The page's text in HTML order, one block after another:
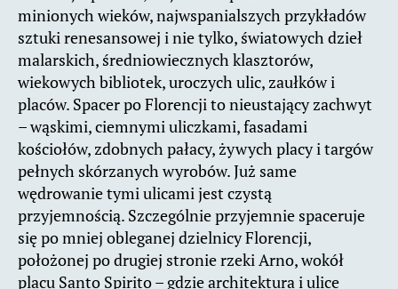
minionych wieków, najwspanialszych przykładów
sztuki renesansowej i nie tylko, światowych dzieł
malarskich, średniowiecznych klasztorów,
wiekowych bibliotek, uroczych ulic, zaułków i
placów. Spacer po Florencji to nieustający zachwyt
– wąskimi, ciemnymi uliczkami, fasadami
kościołów, zdobnych pałacy, żywych placy i targów
pełnych skórzanych wyrobów. Już same
wędrowanie tymi ulicami jest czystą
przyjemnością. Szczególnie przyjemnie spaceruje
się po mniej obleganej dzielnicy Florencji,
położonej po drugiej stronie rzeki Arno, wokół
placu Santo Spirito – gdzie architektura i ulice